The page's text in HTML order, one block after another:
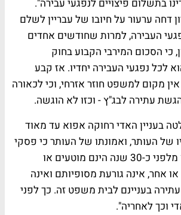
בתשלום פיצויים לנפגעי עבירה".
דחה ערעור על חיובו של עבריין לשלם
לנפגעי העבירה, למרות שחודשים אחדים
כי הסכום המירבי הקבוע בחוק
הוא לכל נפגעי העבירה יחדיו. אז קבע
מקום למשפט חוזר אזרחי, וכי לכאורה
עתירה לבג"ץ - וכזו לא הוגשה.
בעניין האדי רחוקה אפוא עד מאוד
של העותר, ואמונתו של העותר כי פסקי
דין שניתנו בענייננו מלפני כ-30 שנה הינם מוטעים או
אחר, אינה גורעת מסופיותם ואינה
בעניינם לבית משפט זה. כך לפני
וכך לאחריה".